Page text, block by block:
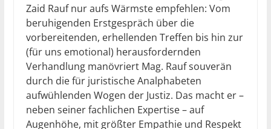
Zaid Rauf nur aufs Wärmste empfehlen: Vom
beruhigenden Erstgespräch über die
vorbereitenden, erhellenden Treffen bis hin zur
(für uns emotional) herausfordernden
Verhandlung manövriert Mag. Rauf souverän
durch die für juristische Analphabeten
aufwühlenden Wogen der Justiz. Das macht er –
neben seiner fachlichen Expertise – auf
Augenhöhe, mit größter Empathie und Respekt